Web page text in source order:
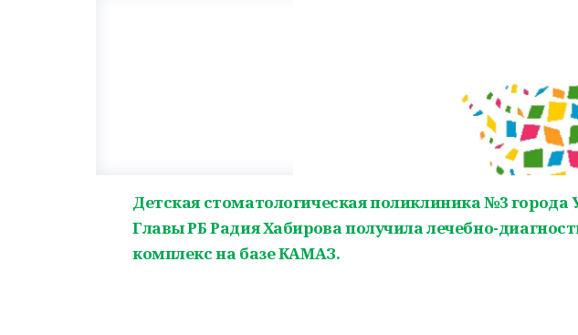
Детская стоматологическая поликлиника №3
Главы РБ Радия Хабирова получила лечебно-
комплекс на базе КАМАЗ.